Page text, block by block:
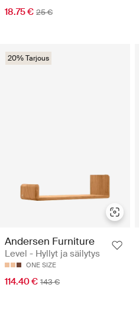
18.75 € 25 €
20% Tarjous
Andersen Furniture
Level - Hyllyt ja säilytys
ONE SIZE
114.40 € 143 €